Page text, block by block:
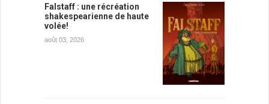
Falstaff : une récréation
shakespearienne de haute
volée!
août 03, 2026